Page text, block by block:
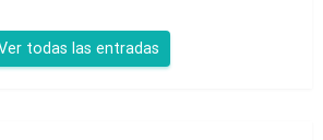
todas las entradas